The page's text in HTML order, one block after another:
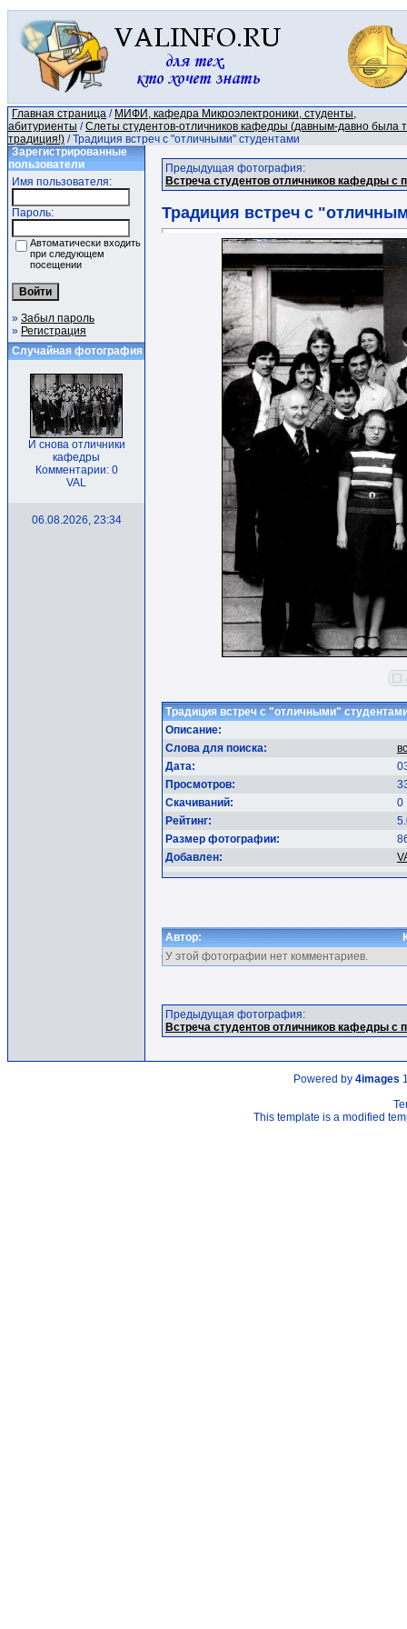
Главная страница / МИФИ, кафедра Микроэлектроники, студенты,
абитуриенты /Слеты студентов-отличников кафедры (давным-давно была
традиция!) / Традиция встреч с "отличными" студентами
Зарегистрированные
пользователи
Имя пользователя:
Пароль:
Автоматически входить
при следующем
посещении
» Забыл пароль
» Регистрация
Случайная фотография
И снова отличники
кафедры
Комментарии: 0
VAL
06.08.2026, 23:34
Предыдущая фотография:
Встреча студентов отличников кафедры с
Традиция встреч с
Традиция встреч с "отличными"
Описание:
Слова для поиска:
Дата:
Просмотров:
Скачиваний:
0
Рейтинг:
Размер фотографии:
Добавлен:
Автор:
У этой фотографии нет комментариев.
Предыдущая фотография:
Встреча студентов отличников кафедры с
Powered by 4images
This template is a modified